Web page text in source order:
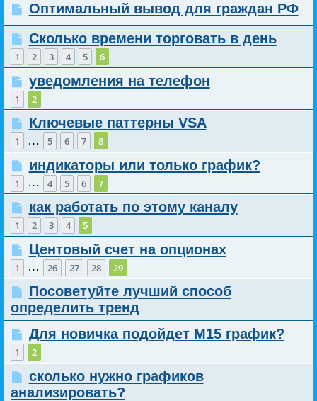
Оптимальный вывод для граждан РФ
Сколько времени торговать в день
1 2 3 4 5 6
уведомления на телефон
1 2
Ключевые паттерны VSA
1 … 5 6 7 8
индикаторы или только график?
1 … 4 5 6 7
как работать по этому каналу
1 2 3 4 5
Центовый счет на опционах
1 … 26 27 28 29
Посоветуйте лучший способ
определить тренд
Для новичка подойдет М15 график?
1 2
сколько нужно графиков
анализировать?